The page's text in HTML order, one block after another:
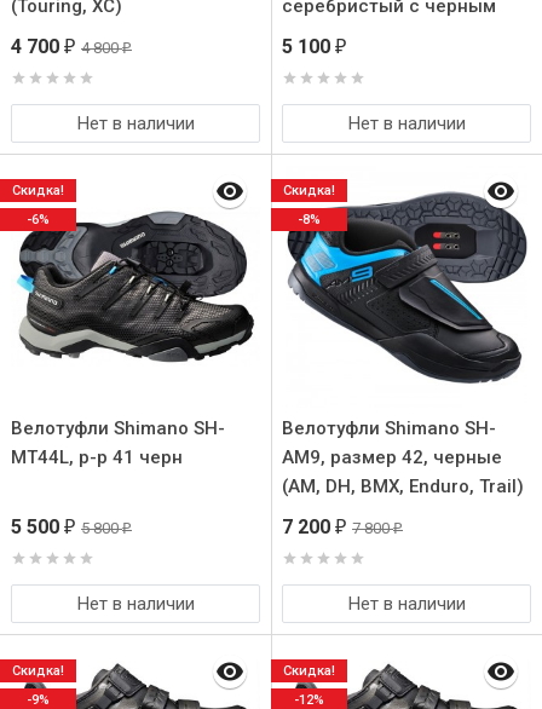
(Touring, XC)
4 700 ₽ 4 800₽
Нет в наличии
серебристый с черным
(AM, Enduro, Trail)
5 100 ₽
Нет в наличии
Велотуфли Shimano SH-
MT44L, р-р 41 черн
5 500 ₽ 5 800₽
Нет в наличии
Скидка!
-6%
Велотуфли Shimano SH-
AM9, размер 42, черные
(AM, DH, BMX, Enduro, Trail)
7 200 ₽ 7 800₽
Нет в наличии
Скидка!
-8%
Скидка!
-9%
Скидка!
-12%